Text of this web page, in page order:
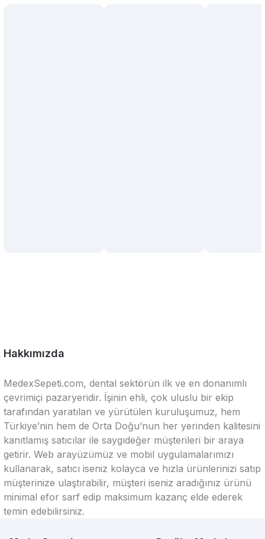
Hakkımızda
MedexSepeti.com, dental sektörün ilk ve en donanımlı
çevrimiçi pazaryeridir. İşinin ehli, çok uluslu bir ekip
tarafından yaratılan ve yürütülen kuruluşumuz, hem
Türkiye’nin hem de Orta Doğu’nun her yerinden kalitesini
kanıtlamış satıcılar ile saygıdeğer müşterileri bir araya
getirir. Web arayüzümüz ve mobil uygulamalarımızı
kullanarak, satıcı iseniz kolayca ve hızla ürünlerinizi satıp
müşterinize ulaştırabilir, müşteri iseniz aradığınız ürünü
minimal efor sarf edip maksimum kazanç elde ederek
temin edebilirsiniz.